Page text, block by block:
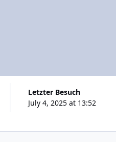
Letzter Besuch
July 4, 2025 at 13:52